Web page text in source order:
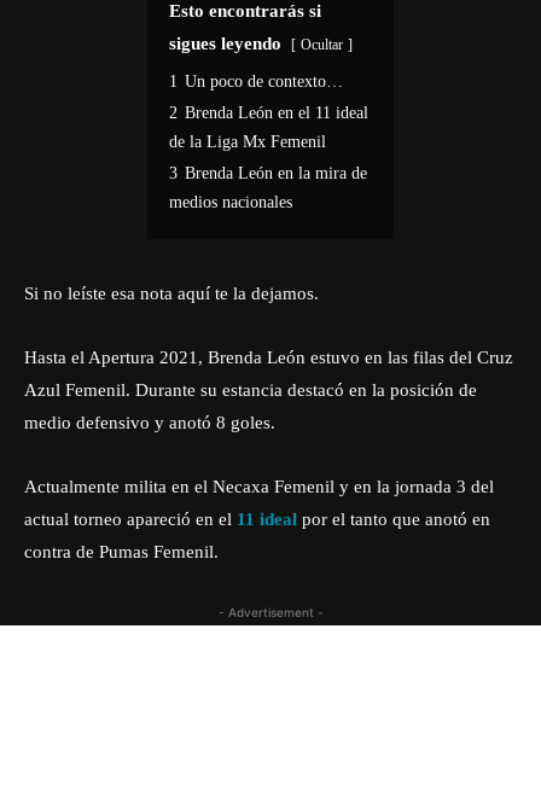
Esto encontrarás si
sigues leyendo
Ocultar
1 Un poco de contexto…
2 Brenda León en el 11 ideal
de la Liga Mx Femenil
3 Brenda León en la mira de
medios nacionales
Si no leíste esa nota aquí te la dejamos.
Hasta el Apertura 2021, Brenda León estuvo en las filas del Cruz
Azul Femenil. Durante su estancia destacó en la posición de
medio defensivo y anotó 8 goles.
Actualmente milita en el Necaxa Femenil y en la jornada 3 del
actual torneo apareció en el 11 ideal por el tanto que anotó en
contra de Pumas Femenil.
- Advertisement -